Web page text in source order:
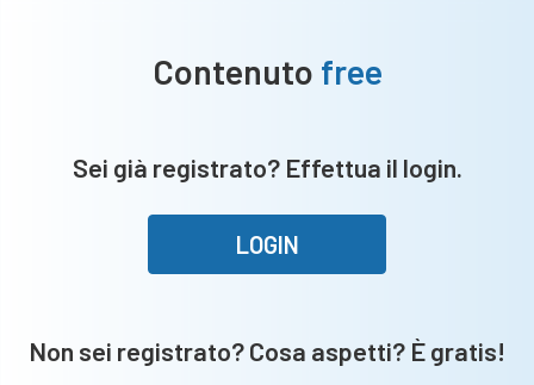
al
Contenuto free
Sei già registrato? Effettua il login.
LOGIN
Non sei registrato? Cosa aspetti? È gratis!